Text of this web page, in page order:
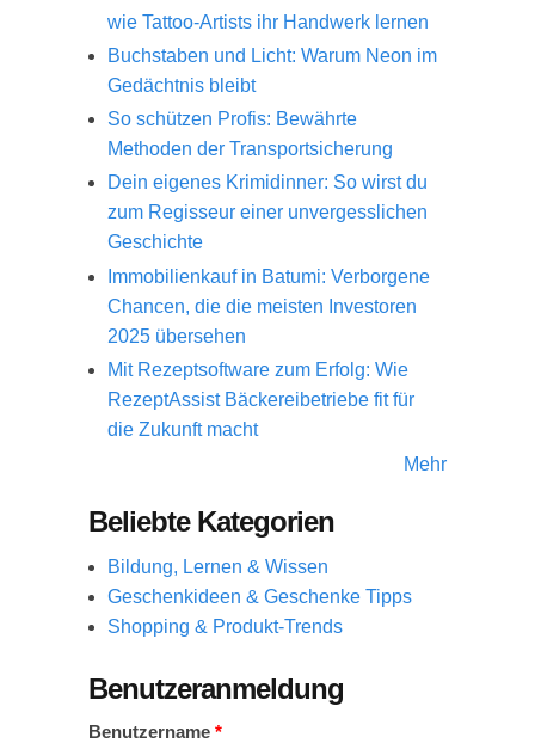
wie Tattoo-Artists ihr Handwerk lernen
Buchstaben und Licht: Warum Neon im
Gedächtnis bleibt
So schützen Profis: Bewährte
Methoden der Transportsicherung
Dein eigenes Krimidinner: So wirst du
zum Regisseur einer unvergesslichen
Geschichte
Immobilienkauf in Batumi: Verborgene
Chancen, die die meisten Investoren
2025 übersehen
Mit Rezeptsoftware zum Erfolg: Wie
RezeptAssist Bäckereibetriebe fit für
die Zukunft macht
Mehr
Beliebte Kategorien
Bildung, Lernen & Wissen
Geschenkideen & Geschenke Tipps
Shopping & Produkt-Trends
Benutzeranmeldung
Benutzername *